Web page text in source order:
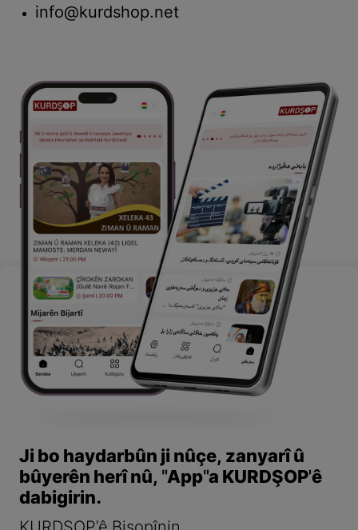
info@kurdshop.net
Ji bo haydarbûn ji nûçe, zanyarî û
bûyerên herî nû, "App"a KURDŞOP'ê
dabigirin.